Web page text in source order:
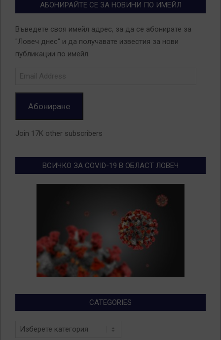
АБОНИРАЙТЕ СЕ ЗА НОВИНИ ПО ИМЕЙЛ
Въведете своя имейл адрес, за да се абонирате за
"Ловеч днес" и да получавате известия за нови
публикации по имейл.
Абониране
Join 17K other subscribers
ВСИЧКО ЗА COVID-19 В ОБЛАСТ ЛОВЕЧ
CATEGORIES
Categories